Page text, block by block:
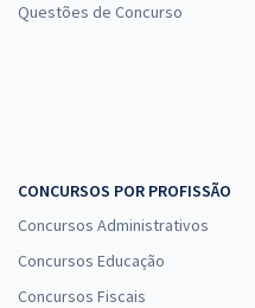
Questões de Concurso
CONCURSOS POR PROFISSÃO
Concursos Administrativos
Concursos Educação
Concursos Fiscais